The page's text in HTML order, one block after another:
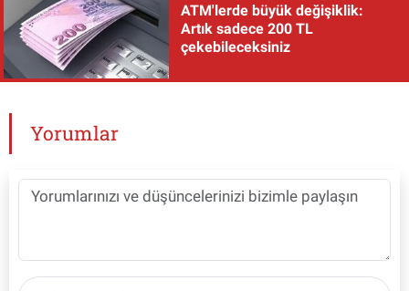
ATM'lerde büyük değişiklik:
Artık sadece 200 TL
çekebileceksiniz
Yorumlar